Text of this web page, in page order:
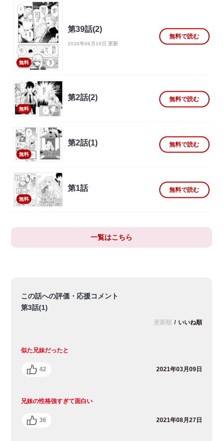
無料
第39話(2)
2026年06月19日 更新
無料で読む
無料
第2話(2) 無料で読む
無料
第2話(1) 無料で読む
無料
第1話 無料で読む
一覧はこちら
この話への評価・応援コメント
第3話(1)
更新順 / いいね順
似た兄妹だったと
42 2021年03月09日
兄妹の性格強すぎて面白い
36 2021年08月27日